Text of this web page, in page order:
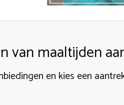
van maaltijden
en kies een